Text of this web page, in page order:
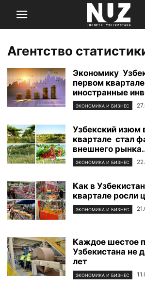
Агентство
Экономику
первом
иностранные
ЭКОНОМИКА И БИЗНЕС
Узбекский изюм
квартале стал
внешнего
ЭКОНОМИКА И БИЗНЕС
Как в
квартале росли
ЭКОНОМИКА И БИЗНЕС
Каждое шестое
Узбекистана не
лет
ЭКОНОМИКА И БИЗНЕС